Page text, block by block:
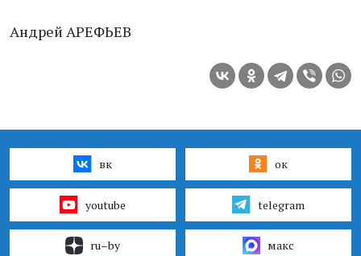
Андрей АРЕФЬЕВ
вк ок
youtube telegram
ru–by макс